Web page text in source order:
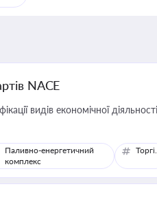
NACE
видів економічної
Паливно-енергетичний
комплекс